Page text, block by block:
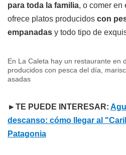
para toda la familia, o comer en
ofrece platos producidos con
empanadas y todo tipo de
En La Caleta hay un restaurante en
producidos con pesca del día,
asadas
►TE PUEDE INTERESAR:
descanso: cómo llegar al
Patagonia